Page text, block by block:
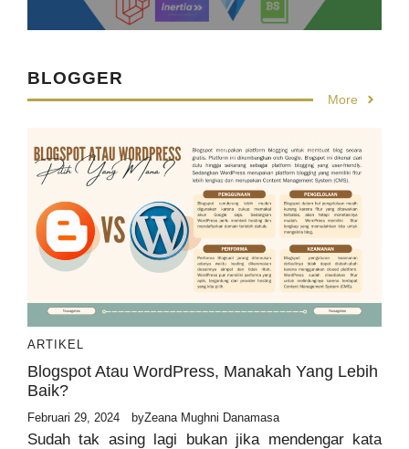
BLOGGER
More
ARTIKEL
Blogspot Atau WordPress, Manakah Yang Lebih
Baik?
Februari 29, 2024 byZeana Mughni Danamasa
Sudah tak asing lagi bukan jika mendengar kata